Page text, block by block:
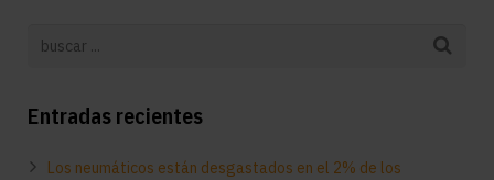
Entradas recientes
Los neumáticos están desgastados en el 2% de los